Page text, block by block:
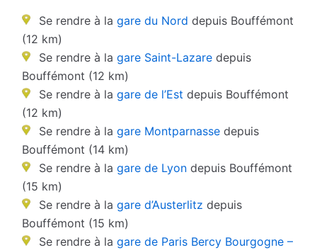
Se rendre à la gare du Nord depuis Bouffémont
(12 km)
Se rendre à la gare Saint-Lazare depuis
Bouffémont (12 km)
Se rendre à la gare de l’Est depuis Bouffémont
(12 km)
Se rendre à la gare Montparnasse depuis
Bouffémont (14 km)
Se rendre à la gare de Lyon depuis Bouffémont
(15 km)
Se rendre à la gare d’Austerlitz depuis
Bouffémont (15 km)
Se rendre à la gare de Paris Bercy Bourgogne –